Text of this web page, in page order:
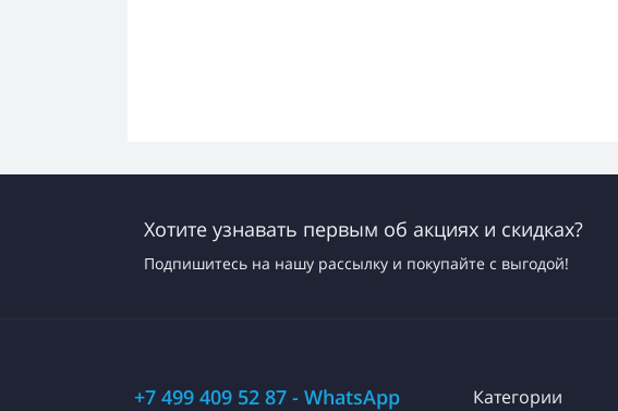
Хотите узнавать первым об акциях и скидках?
Подпишитесь на нашу рассылку и покупайте с выгодой!
+7 499 409 52 87 - WhatsApp Категории